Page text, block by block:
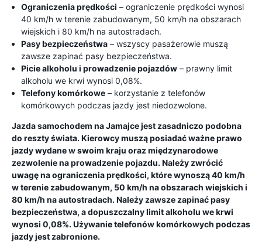
Ograniczenia prędkości – ograniczenie prędkości wynosi
40 km/h w terenie zabudowanym, 50 km/h na obszarach
wiejskich i 80 km/h na autostradach.
Pasy bezpieczeństwa – wszyscy pasażerowie muszą
zawsze zapinać pasy bezpieczeństwa.
Picie alkoholu i prowadzenie pojazdów – prawny limit
alkoholu we krwi wynosi 0,08%.
Telefony komórkowe – korzystanie z telefonów
komórkowych podczas jazdy jest niedozwolone.
Jazda samochodem na Jamajce jest zasadniczo podobna
do reszty świata. Kierowcy muszą posiadać ważne prawo
jazdy wydane w swoim kraju oraz międzynarodowe
zezwolenie na prowadzenie pojazdu. Należy zwrócić
uwagę na ograniczenia prędkości, które wynoszą 40 km/h
w terenie zabudowanym, 50 km/h na obszarach wiejskich i
80 km/h na autostradach. Należy zawsze zapinać pasy
bezpieczeństwa, a dopuszczalny limit alkoholu we krwi
wynosi 0,08%. Używanie telefonów komórkowych podczas
jazdy jest zabronione.